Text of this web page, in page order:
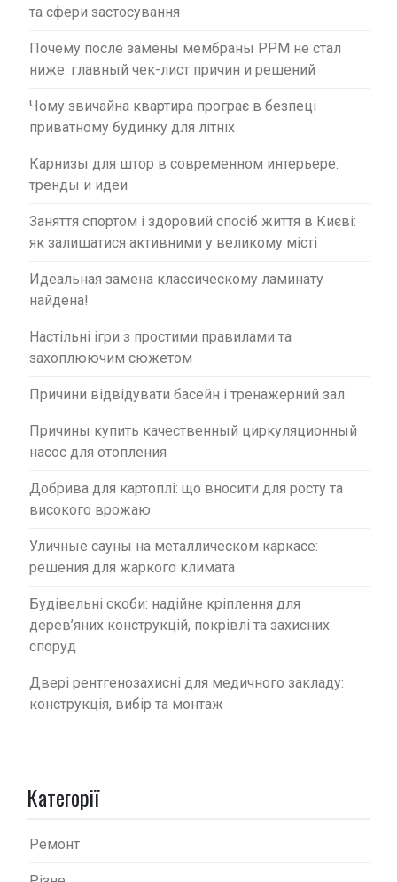
та сфери застосування
Почему после замены мембраны PPM не стал
ниже: главный чек-лист причин и решений
Чому звичайна квартира програє в безпеці
приватному будинку для літніх
Карнизы для штор в современном интерьере:
тренды и идеи
Заняття спортом і здоровий спосіб життя в Києві:
як залишатися активними у великому місті
Идеальная замена классическому ламинату
найдена!
Настільні ігри з простими правилами та
захоплюючим сюжетом
Причини відвідувати басейн і тренажерний зал
Причины купить качественный циркуляционный
насос для отопления
Добрива для картоплі: що вносити для росту та
високого врожаю
Уличные сауны на металлическом каркасе:
решения для жаркого климата
Будівельні скоби: надійне кріплення для
дерев’яних конструкцій, покрівлі та захисних
споруд
Двері рентгенозахисні для медичного закладу:
конструкція, вибір та монтаж
Категорії
Ремонт